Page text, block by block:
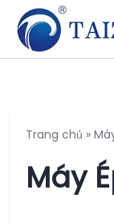
Trang chủ »
Máy